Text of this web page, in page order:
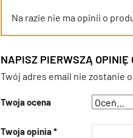
Na razie nie ma opinii o
NAPISZ PIERWSZĄ OPINIĘ
Twój adres email nie zostanie
Twoja ocena
Twoja opinia*